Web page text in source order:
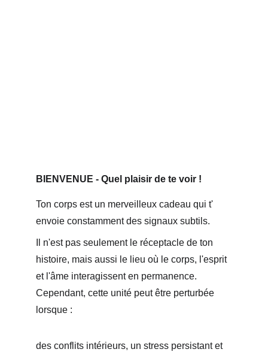
Ton corps est un merveilleux cadeau qui t'
envoie constamment des signaux subtils.
Il n'est pas seulement le réceptacle de ton
histoire, mais aussi le lieu où le corps, l'esprit
et l'âme interagissent en permanence.
Cependant, cette unité peut être perturbée
lorsque :
des conflits intérieurs, un stress persistant et
BIENVENUE - Quel plaisir de te voir !